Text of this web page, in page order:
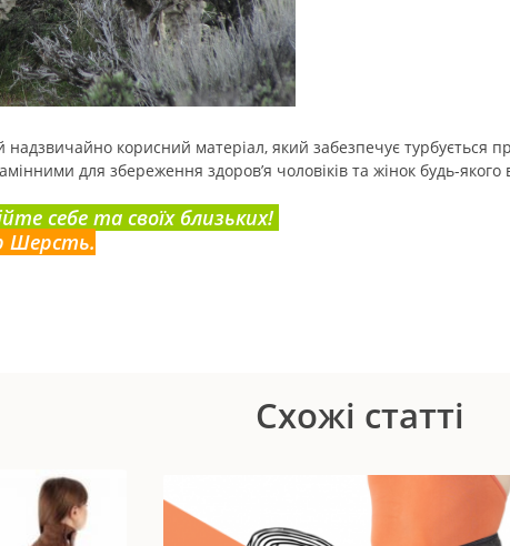
корисний матеріал, який забезпечує турбується
для збереження здоров’я чоловіків та жінок будь-якого
себе та своїх близьких!
Шерсть.
Схожі статті